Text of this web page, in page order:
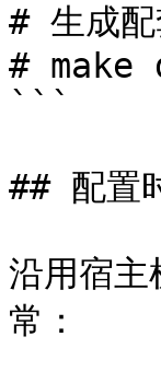
# 生成配
#
```
## 配置
沿用宿
常：